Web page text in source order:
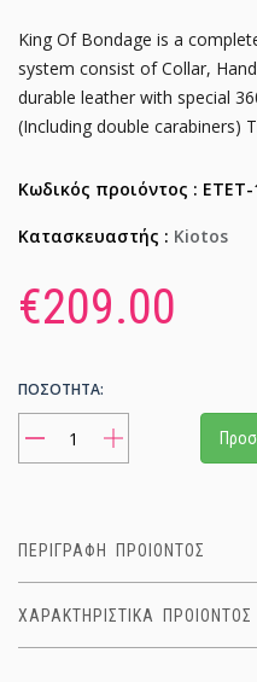
King Of Bondage is a
system consist of Collar,
durable leather with special
(Including double carabiners)
Κωδικός προιόντος :
Κατασκευαστής : Kiotos
€209.00
ΠΟΣΟΤΗΤΑ:
ΠΕΡΙΓΡΑΦΗ ΠΡΟΙΟΝΤΟΣ
ΧΑΡΑΚΤΗΡΙΣΤΙΚΑ ΠΡΟΙΟΝΤΟΣ